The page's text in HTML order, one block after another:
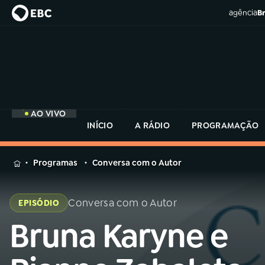
agência
AO VIVO
INÍCIO
A RÁDIO PROGRAMAÇÃO
MENU
Buscar
na
Rádio
Buscar
AO VIVO
na
Rádio
Programas Conversa com o Autor
EPISÓDIO Conversa com o Autor
Bruna Karyne e